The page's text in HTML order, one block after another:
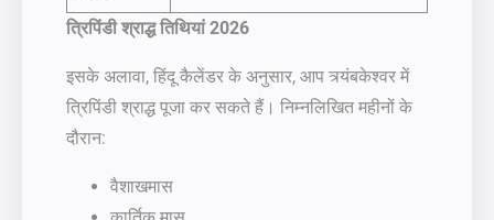
त्रिपिंडी श्राद्ध तिथियां 2026
इसके अलावा, हिंदू कैलेंडर के अनुसार, आप त्र्यंबकेश्वर में
त्रिपिंडी श्राद्ध पूजा कर सकते हैं। निम्नलिखित महीनों के
दौरान:
वैशाखमास